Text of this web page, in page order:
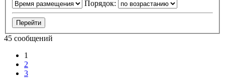
Порядок:
45 сообщений
1
2
3